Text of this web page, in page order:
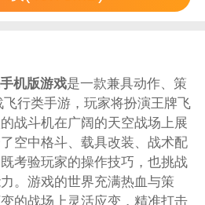
机版游戏是一款兼具动作、策
行类手游，玩家将扮演王牌飞
战斗机在广阔的天空战场上展
空中格斗、载具改装、战术配
考验玩家的操作技巧，也挑战
。游戏的世界充满热血与策
的战场上灵活应变，精准打击